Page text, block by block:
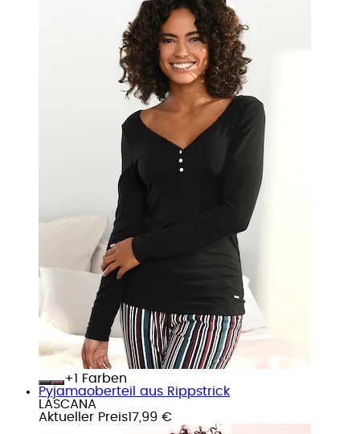
+
Farben
Pyjamaoberteil aus Rippstrick
LASCANA
Aktueller Preis17,99 €